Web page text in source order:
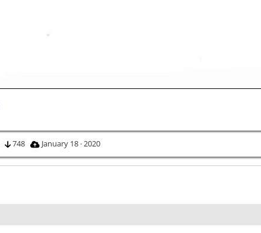
748 January 18 · 2020